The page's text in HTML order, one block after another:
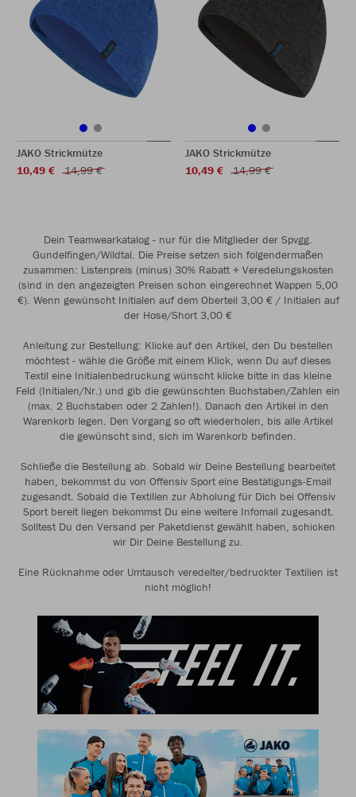
JAKO Strickmütze
10,49 €
14,99 €
JAKO Strickmütze
10,49 €
14,99 €
Dein Teamwearkatalog - nur für die Mitglieder der Spvgg.
Gundelfingen/Wildtal. Die Preise setzen sich folgendermaßen
zusammen: Listenpreis (minus) 30% Rabatt + Veredelungskosten
(sind in den angezeigten Preisen schon eingerechnet Wappen 5,00
€). Wenn gewünscht Initialen auf dem Oberteil 3,00 € / Initialen auf
der Hose/Short 3,00 €
Anleitung zur Bestellung: Klicke auf den Artikel, den Du bestellen
möchtest - wähle die Größe mit einem Klick, wenn Du auf dieses
Textil eine Initialenbedruckung wünscht klicke bitte in das kleine
Feld (Initialen/Nr.) und gib die gewünschten Buchstaben/Zahlen ein
(max. 2 Buchstaben oder 2 Zahlen!). Danach den Artikel in den
Warenkorb legen. Den Vorgang so oft wiederholen, bis alle Artikel
die gewünscht sind, sich im Warenkorb befinden.
Schließe die Bestellung ab. Sobald wir Deine Bestellung bearbeitet
haben, bekommst du von Offensiv Sport eine Bestätigungs-Email
zugesandt. Sobald die Textilien zur Abholung für Dich bei Offensiv
Sport bereit liegen bekommst Du eine weitere Infomail zugesandt.
Solltest Du den Versand per Paketdienst gewählt haben, schicken
wir Dir Deine Bestellung zu.
Eine Rücknahme oder Umtausch veredelter/bedruckter Textilien ist
nicht möglich!